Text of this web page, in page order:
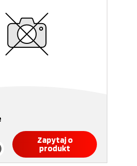
Zapytaj o
produkt